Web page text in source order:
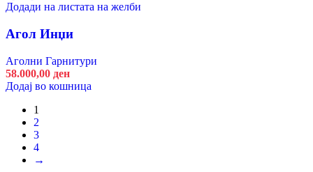
Додади на листата на желби
Агол Инџи
Аголни Гарнитури
58.000,00 ден
Додај во кошница
1
2
3
4
→